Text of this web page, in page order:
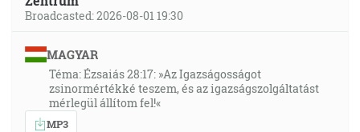
Broadcasted: 2026-08-01 19:30
MAGYAR
Téma: Ézsaiás 28:17: »Az Igazságosságot
zsinormértékké teszem, és az igazságszolgáltatást
mérlegül állítom fel!«
MP3